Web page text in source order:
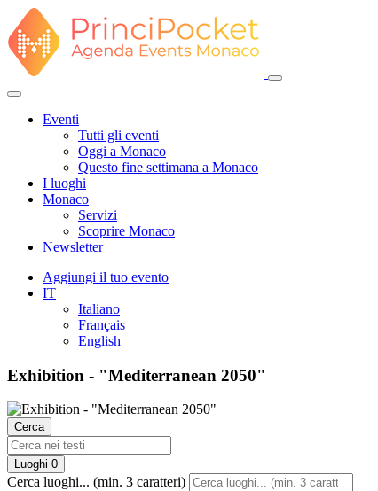
Eventi
Tutti gli eventi
Oggi a Monaco
Questo fine settimana a Monaco
I luoghi
Monaco
Servizi
Scoprire Monaco
Newsletter
Aggiungi il tuo evento
IT
Italiano
Français
English
Exhibition - "Mediterranean 2050"
Cerca
Luoghi 0
Cerca luoghi... (min. 3 caratteri)